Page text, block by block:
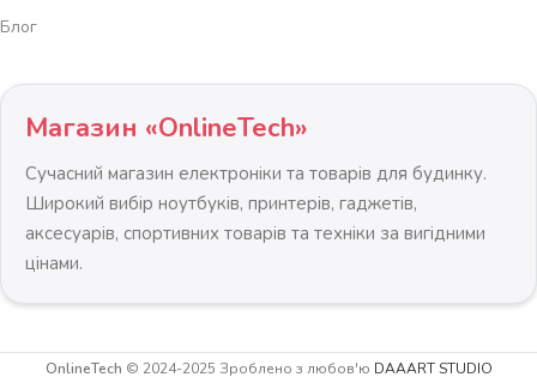
Блог
Магазин «OnlineTech»
Сучасний магазин електроніки та товарів для будинку.
Широкий вибір ноутбуків, принтерів, гаджетів,
аксесуарів, спортивних товарів та техніки за вигідними
цінами.
OnlineTech © 2024-2025 Зроблено з любов'ю DAAART STUDIO